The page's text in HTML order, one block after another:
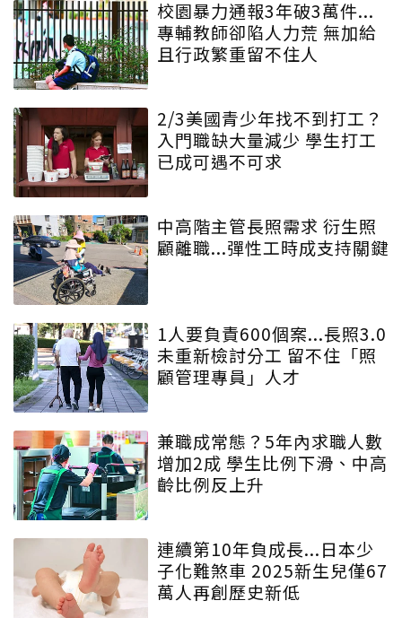
校園暴力通報3年破3萬件...
專輔教師卻陷人力荒 無加給
且行政繁重留不住人
2/3美國青少年找不到打工？
入門職缺大量減少 學生打工
已成可遇不可求
中高階主管長照需求 衍生照
顧離職...彈性工時成支持關鍵
1人要負責600個案...長照3.0
未重新檢討分工 留不住「照
顧管理專員」人才
兼職成常態？5年內求職人數
增加2成 學生比例下滑、中高
齡比例反上升
連續第10年負成長...日本少
子化難煞車 2025新生兒僅67
萬人再創歷史新低